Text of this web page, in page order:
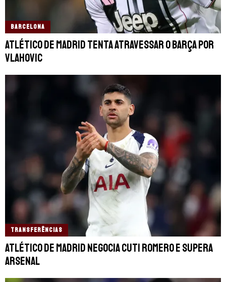
BARCELONA
Atlético de Madrid tenta atravessar o Barça por
Vlahovic
TRANSFERÊNCIAS
Atlético de Madrid negocia Cuti Romero e supera
Arsenal